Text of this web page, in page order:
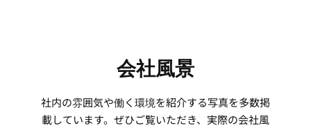
会社風景
社内の雰囲気や働く環境を紹介する写真を多数掲
載しています。ぜひご覧いただき、実際の会社風